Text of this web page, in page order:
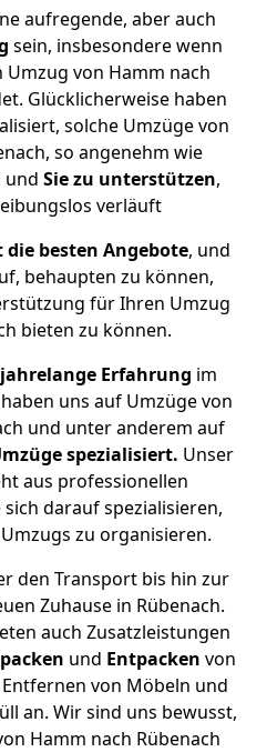
aufregende, aber auch
sein, insbesondere wenn
von Hamm nach
Glücklicherweise haben
solche Umzüge von
so angenehm wie
und Sie zu unterstützen,
verläuft
besten Angebote, und
behaupten zu können,
für Ihren Umzug
bieten zu können.
Erfahrung im
uns auf Umzüge von
und unter anderem auf
spezialisiert. Unser
aus professionellen
darauf spezialisieren,
zu organisieren.
den Transport bis hin zur
Zuhause in Rübenach.
auch Zusatzleistungen
und Entpacken von
Entfernen von Möbeln und
an. Wir sind uns bewusst,
Hamm nach Rübenach